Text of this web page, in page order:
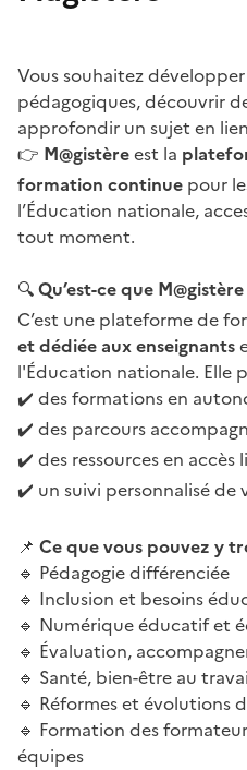
Vous souhaitez
pédagogiques, découvrir
approfondir un sujet en
👉 M@gistèreest la
formation continue pour
l’Éducation nationale,
tout moment.
🔍 Qu’est-ce que M@gistère
C’est une plateforme de
et dédiée aux enseignants
l'Éducation nationale. Elle
✔ des formations en
✔ des parcours
✔ des ressources en accès
✔ un suivi personnalisé de
📌 Ce que vous pouvez y
🔹 Pédagogie différenciée
🔹 Inclusion et besoins
🔹 Numérique éducatif et
🔹 Évaluation,
🔹 Santé, bien-être au
🔹 Réformes et évolutions
🔹 Formation des
équipes